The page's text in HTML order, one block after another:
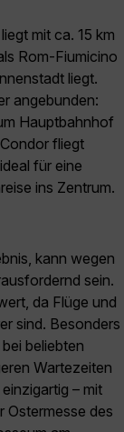
mit ca. 15 km
Rom-Fiumicino
liegt.
angebunden:
Hauptbahnhof
fliegt
für eine
ins Zentrum.
kann wegen
sein.
da Flüge und
sind. Besonders
beliebten
Wartezeiten
– mit
Ostermesse des